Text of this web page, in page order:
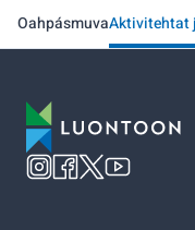
OahpásmuvaAktivitehtat